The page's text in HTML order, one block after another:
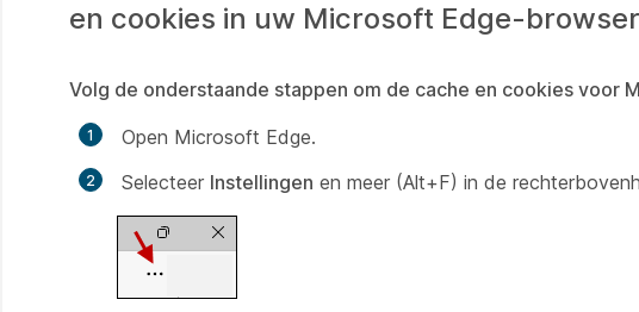
en cookies in uw Microsoft Edge-
Volg de onderstaande stappen om de cache en cookies voor
Open Microsoft Edge.
Selecteer Instellingen en meer (Alt+F) in de